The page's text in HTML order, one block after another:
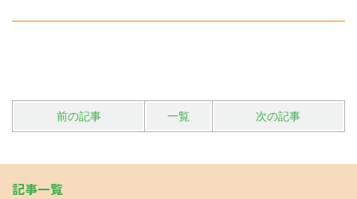
前の記事 一覧 次の記事
記事一覧